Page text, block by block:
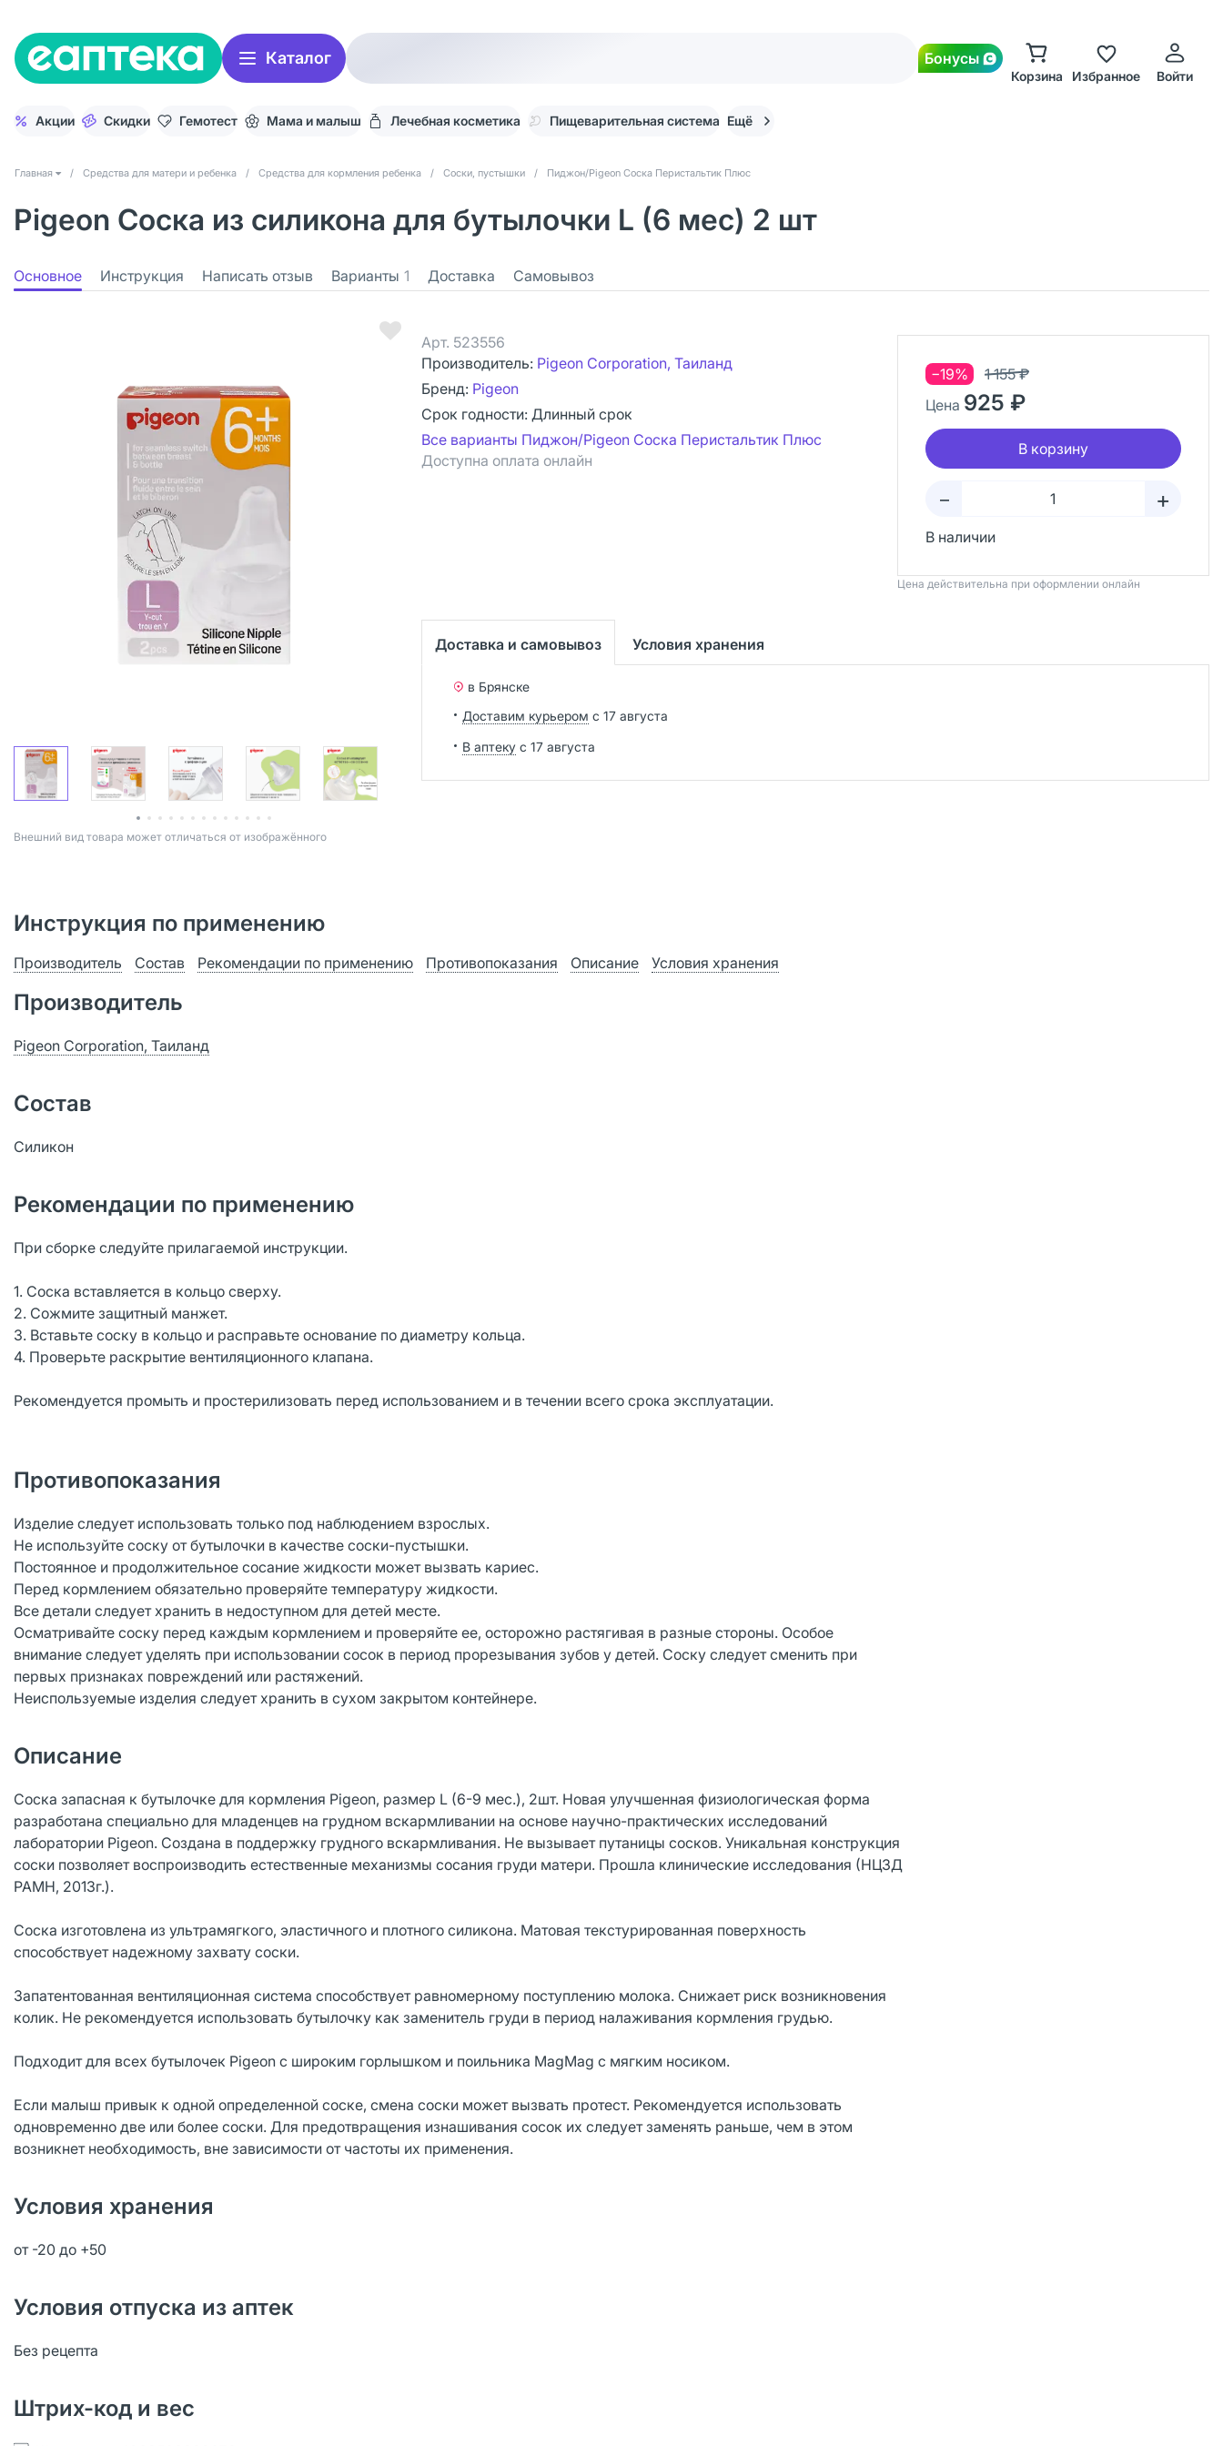
Каталог Бонусы
Корзина Избранное Войти
Акции Скидки Гемотест Мама и малыш Лечебная косметика Пищеварительная система Ещё
Главная / Средства для матери и ребенка / Средства для кормления ребенка / Соски, пустышки / Пиджон/Pigeon Соска Перистальтик Плюс
Pigeon Соска из силикона для бутылочки L (6 мес) 2 шт
Основное Инструкция Написать отзыв Варианты 1 Доставка Самовывоз
Bнешний вид товара может отличаться от изображённого
Арт. 523556
Производитель: Pigeon Сorporation, Таиланд
Бренд: Pigeon
Срок годности: Длинный срок
Все варианты Пиджон/Pigeon Соска Перистальтик Плюс
Доступна оплата онлайн
−19%
1 155 ₽
Цена 925 ₽
В корзину
– +
В наличии
Цена действительна при оформлении онлайн
Доставка и самовывоз Условия хранения
в Брянске
Доставим курьером с 17 августа
В аптеку с 17 августа
Инструкция по применению
Производитель Состав Рекомендации по применению Противопоказания Описание Условия хранения
Производитель
Pigeon Сorporation, Таиланд
Состав
Силикон
Рекомендации по применению
При сборке следуйте прилагаемой инструкции.
1. Соска вставляется в кольцо сверху.
2. Сожмите защитный манжет.
3. Вставьте соску в кольцо и расправьте основание по диаметру кольца.
4. Проверьте раскрытие вентиляционного клапана.
Рекомендуется промыть и простерилизовать перед использованием и в течении всего срока эксплуатации.
Противопоказания
Изделие следует использовать только под наблюдением взрослых.
Не используйте соску от бутылочки в качестве соски-пустышки.
Постоянное и продолжительное сосание жидкости может вызвать кариес.
Перед кормлением обязательно проверяйте температуру жидкости.
Все детали следует хранить в недоступном для детей месте.
Осматривайте соску перед каждым кормлением и проверяйте ее, осторожно растягивая в разные стороны. Особое
внимание следует уделять при использовании сосок в период прорезывания зубов у детей. Соску следует сменить при
первых признаках повреждений или растяжений.
Неиспользуемые изделия следует хранить в сухом закрытом контейнере.
Описание
Соска запасная к бутылочке для кормления Pigeon, размер L (6-9 мес.), 2шт. Новая улучшенная физиологическая форма
разработана специально для младенцев на грудном вскармливании на основе научно-практических исследований
лаборатории Pigeon. Создана в поддержку грудного вскармливания. Не вызывает путаницы сосков. Уникальная конструкция
соски позволяет воспроизводить естественные механизмы сосания груди матери. Прошла клинические исследования (НЦЗД
РАМН, 2013г.).
Соска изготовлена из ультрамягкого, эластичного и плотного силикона. Матовая текстурированная поверхность
способствует надежному захвату соски.
Запатентованная вентиляционная система способствует равномерному поступлению молока. Снижает риск возникновения
колик. Не рекомендуется использовать бутылочку как заменитель груди в период налаживания кормления грудью.
Подходит для всех бутылочек Pigeon с широким горлышком и поильника MagMag с мягким носиком.
Если малыш привык к одной определенной соске, смена соски может вызвать протест. Рекомендуется использовать
одновременно две или более соски. Для предотвращения изнашивания сосок их следует заменять раньше, чем в этом
возникнет необходимость, вне зависимости от частоты их применения.
Условия хранения
от -20 до +50
Условия отпуска из аптек
Без рецепта
Штрих-код и вес